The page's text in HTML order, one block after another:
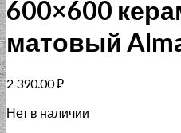
600×600
матовый
2 390.00₽
Нет в наличии